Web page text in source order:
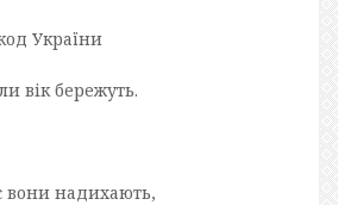
України
вік бережуть.
вони надихають,